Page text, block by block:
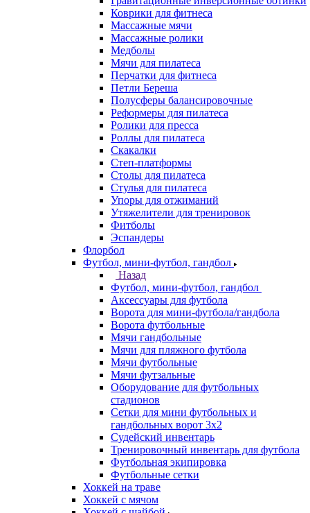
Коврики для фитнеса
Массажные мячи
Массажные ролики
Медболы
Мячи для пилатеса
Перчатки для фитнеса
Петли Береша
Полусферы балансировочные
Реформеры для пилатеса
Ролики для пресса
Роллы для пилатеса
Скакалки
Степ-платформы
Столы для пилатеса
Стулья для пилатеса
Упоры для отжиманий
Утяжелители для тренировок
Фитболы
Эспандеры
Флорбол
Футбол, мини-футбол, гандбол
Назад
Футбол, мини-футбол, гандбол
Аксессуары для футбола
Ворота для мини-футбола/гандбола
Ворота футбольные
Мячи гандбольные
Мячи для пляжного футбола
Мячи футбольные
Мячи футзальные
Оборудование для футбольных
стадионов
Сетки для мини футбольных и
гандбольных ворот 3х2
Судейский инвентарь
Тренировочный инвентарь для футбола
Футбольная экипировка
Футбольные сетки
Хоккей на траве
Хоккей с мячом